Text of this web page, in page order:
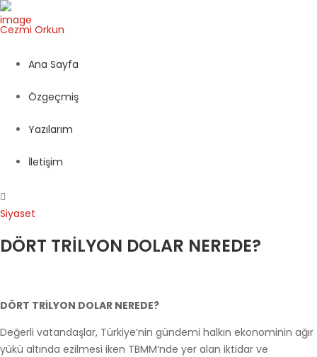
Cezmi Orkun
Ana Sayfa
Özgeçmiş
Yazılarım
İletişim
Siyaset
DÖRT TRİLYON DOLAR NEREDE?
DÖRT TRİLYON DOLAR NEREDE?
Değerli vatandaşlar, Türkiye’nin gündemi halkın ekonominin ağır
yükü altında ezilmesi iken TBMM’nde yer alan iktidar ve